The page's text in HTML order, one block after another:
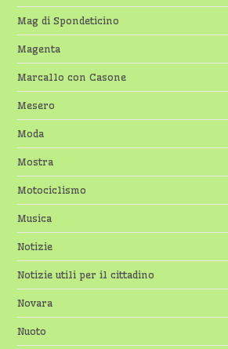
Mag di Spondeticino
Magenta
Marcallo con Casone
Mesero
Moda
Mostra
Motociclismo
Musica
Notizie
Notizie utili per il cittadino
Novara
Nuoto